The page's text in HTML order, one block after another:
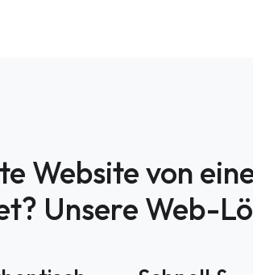
Website von
Unsere Web-